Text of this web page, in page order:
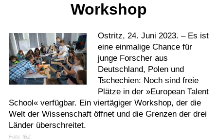
Gesundheit
Kultur
Sport
Kostenlos
Workshop
Ostritz, 24. Juni 2023. – Es ist
eine einmalige Chance für
junge Forscher aus
Deutschland, Polen und
Tschechien: Noch sind freie
Plätze in der »European Talent
School« verfügbar. Ein viertägiger Workshop, der die
Welt der Wissenschaft öffnet und die Grenzen der drei
Länder überschreitet.
Foto: IBZ